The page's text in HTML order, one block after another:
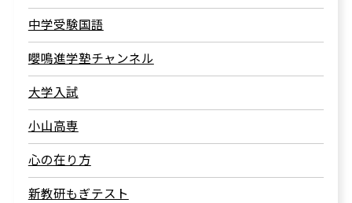
中学受験国語
嚶鳴進学塾チャンネル
大学入試
小山高専
心の在り方
新教研もぎテスト